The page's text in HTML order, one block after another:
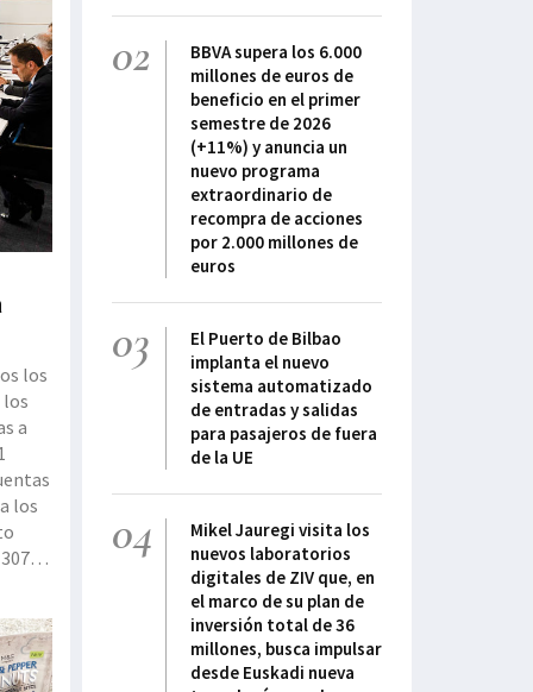
los
los
a
los
02
BBVA supera los 6.000
millones de euros de
beneficio en el primer
semestre de 2026
(+11%) y anuncia un
nuevo programa
extraordinario de
recompra de acciones
por 2.000 millones de
euros
03
El Puerto de Bilbao
implanta el nuevo
sistema automatizado
de entradas y salidas
para pasajeros de fuera
de la UE
04
Mikel Jauregi visita los
nuevos laboratorios
digitales de ZIV que, en
el marco de su plan de
inversión total de 36
millones, busca impulsar
desde Euskadi nueva